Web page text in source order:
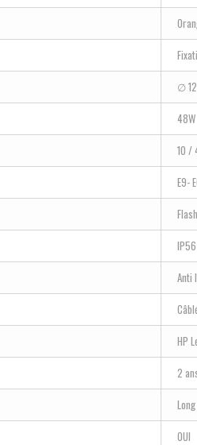
∅
48W
10 /
E9-
IP56
Anti
HP
2
OUI